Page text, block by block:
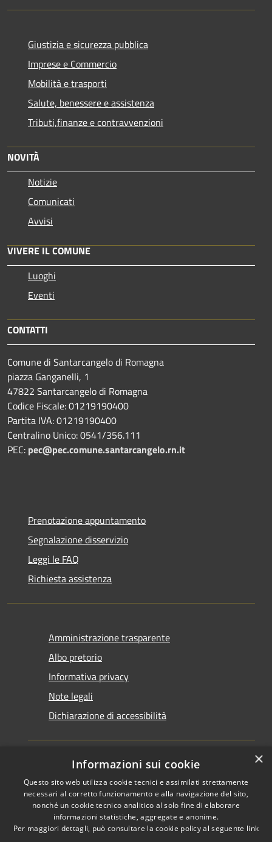
Giustizia e sicurezza pubblica
Imprese e Commercio
Mobilità e trasporti
Salute, benessere e assistenza
Tributi,finanze e contravvenzioni
NOVITÀ
Notizie
Comunicati
Avvisi
VIVERE IL COMUNE
Luoghi
Eventi
CONTATTI
Comune di Santarcangelo di Romagna
piazza Ganganelli, 1
47822 Santarcangelo di Romagna
Codice Fiscale: 01219190400
Partita IVA: 01219190400
Centralino Unico: 0541/356.111
PEC: pec@pec.comune.santarcangelo.rn.it
Prenotazione appuntamento
Segnalazione disservizio
Leggi le FAQ
Richiesta assistenza
Amministrazione trasparente
Albo pretorio
Informativa privacy
Note legali
Dichiarazione di accessibilità
RSS
Accessibilità
Cookie
Copyright © 2026 • Comune di
Santarcangelo di Romagna •
Powered byMunicipium
Accesso redazione
×
Informazioni sui cookie
Questo sito web utilizza cookie tecnici e assimilati strettamente
necessari al corretto funzionamento e alla navigazione del sito,
nonché un cookie tecnico analitico al solo fine di elaborare
informazioni statistiche, aggregate e anonime.
Per maggiori dettagli, può consultare la cookie policy al seguente link